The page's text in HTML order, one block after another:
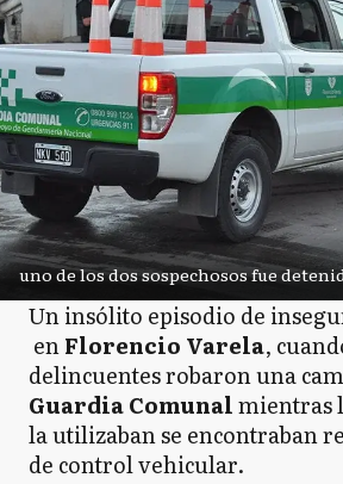
uno de los dos sospechosos fue
Un insólito episodio de
enFlorencio Varela,
delincuentes robaron una
Guardia Comunalmientras
la utilizaban se encontraban
de control vehicular.